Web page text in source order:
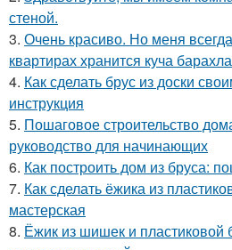
стеной.
3. Очень красиво. Но меня
квартирах хранится куча
4. Как сделать брус из доски
инструкция
5. Пошаговое строительство
руководство для начинающих
6. Как построить дом из бруса:
7. Как сделать ёжика из
мастерская
8. Ёжик из шишек и пластиковой